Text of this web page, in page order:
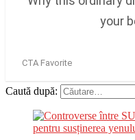
Caută după: